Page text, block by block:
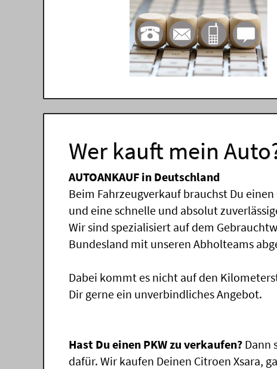
Wer kauft mein
AUTOANKAUF in Deutschland
Beim Fahrzeugverkauf brauchst Du
und eine schnelle und absolut
Wir sind spezialisiert auf dem
Bundesland mit unseren Abholteams
Dabei kommt es nicht auf den
Dir gerne ein unverbindliches Angebot.
Hast Du einen PKW zu verkaufen? Dann
dafür. Wir kaufen Deinen Citroen Xsara,